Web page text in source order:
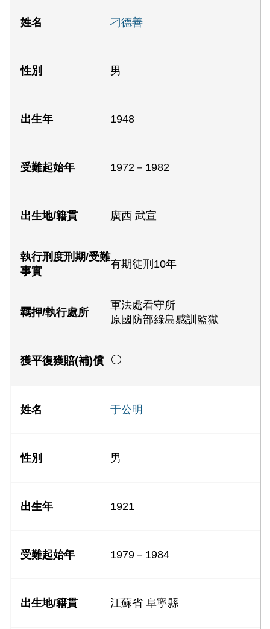
刁德善
男
1948
1972－1982
廣西 武宣
有期徒刑10年
軍法處看守所
原國防部綠島感訓監獄
于公明
男
1921
1979－1984
江蘇省 阜寧縣